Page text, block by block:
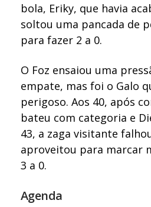
bola, Eriky, que havia
soltou uma pancada de
para fazer 2 a 0.
O Foz ensaiou uma
empate, mas foi o Galo
perigoso. Aos 40, após
bateu com categoria e
43, a zaga visitante
aproveitou para marcar
3 a 0.
Agenda